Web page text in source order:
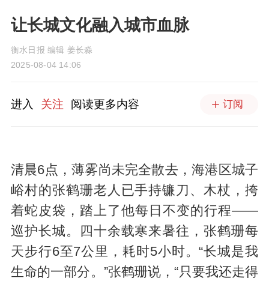
让长城文化融入城市血脉
衡水日报 编辑 姜长淼
2025-08-04 14:06
进入 关注 阅读更多内容 订阅
清晨6点，薄雾尚未完全散去，海港区城子
峪村的张鹤珊老人已手持镰刀、木杖，挎
着蛇皮袋，踏上了他每日不变的行程——
巡护长城。四十余载寒来暑往，张鹤珊每
天步行6至7公里，耗时5小时。“长城是我
生命的一部分。”张鹤珊说，“只要我还走得